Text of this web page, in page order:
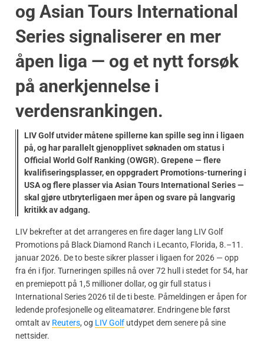
og Asian Tours International
Series signaliserer en mer
åpen liga — og et nytt forsøk
på anerkjennelse i
verdensrankingen.
LIV Golf utvider måtene spillerne kan spille seg inn i ligaen
på, og har parallelt gjenopplivet søknaden om status i
Official World Golf Ranking (OWGR). Grepene — flere
kvalifiseringsplasser, en oppgradert Promotions-turnering i
USA og flere plasser via Asian Tours International Series —
skal gjøre utbryterligaen mer åpen og svare på langvarig
kritikk av adgang.
LIV bekrefter at det arrangeres en fire dager lang LIV Golf
Promotions på Black Diamond Ranch i Lecanto, Florida, 8.–11.
januar 2026. De to beste sikrer plasser i ligaen for 2026 — opp
fra én i fjor. Turneringen spilles nå over 72 hull i stedet for 54, har
en premiepott på 1,5 millioner dollar, og gir full status i
International Series 2026 til de ti beste. Påmeldingen er åpen for
ledende profesjonelle og eliteamatører. Endringene ble først
omtalt av Reuters, og LIV Golf utdypet dem senere på sine
nettsider.